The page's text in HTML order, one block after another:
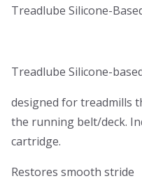
Treadlube Silicone-
Treadlube Silicone-
designed for treadmills
the running belt/deck.
cartridge.
Restores smooth stride